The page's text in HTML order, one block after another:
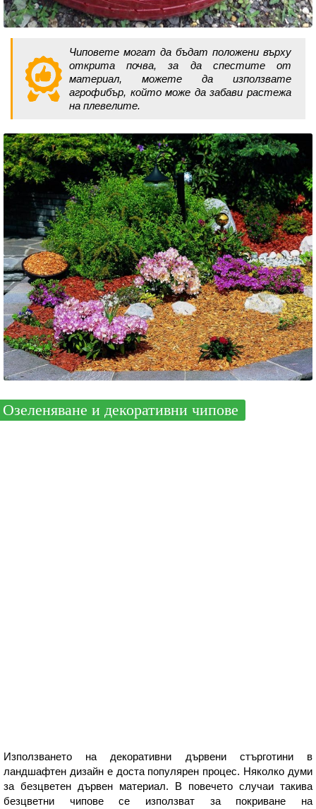
Чиповете могат да бъдат положени върху
открита почва, за да спестите от
материал, можете да използвате
агрофибър, който може да забави растежа
на плевелите.
Озеленяване и декоративни чипове
Използването на декоративни дървени стърготини в
ландшафтен дизайн е доста популярен процес. Няколко думи
за безцветен дървен материал. В повечето случаи такива
безцветни чипове се използват за покриване на